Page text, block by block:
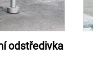
odstředivka